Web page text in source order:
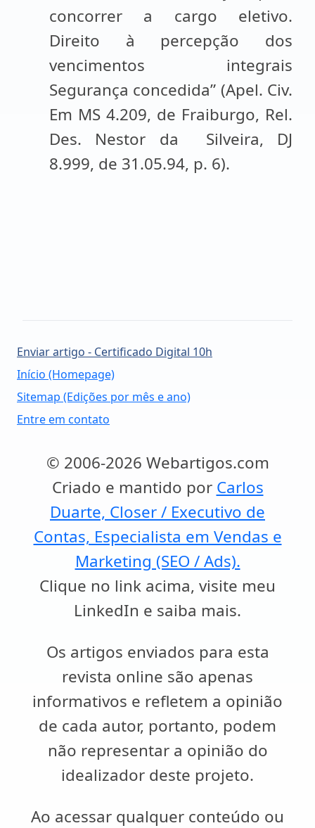
concorrer a cargo eletivo.
Direito à percepção dos
vencimentos integrais
Segurança concedida” (Apel. Civ.
Em MS 4.209, de Fraiburgo, Rel.
Des. Nestor da Silveira, DJ
8.999, de 31.05.94, p. 6).
Enviar artigo - Certificado Digital 10h
Início (Homepage)
Sitemap (Edições por mês e ano)
Entre em contato
© 2006-2026 Webartigos.com
Criado e mantido por Carlos
Duarte, Closer / Executivo de
Contas, Especialista em Vendas e
Marketing (SEO / Ads).
Clique no link acima, visite meu
LinkedIn e saiba mais.
Os artigos enviados para esta
revista online são apenas
informativos e refletem a opinião
de cada autor, portanto, podem
não representar a opinião do
idealizador deste projeto.
Ao acessar qualquer conteúdo ou